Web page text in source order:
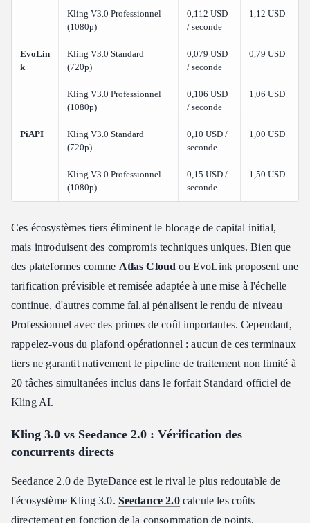
Kling V3.0 Professionnel
(1080p)
0,112 USD
/ seconde
1,12 USD
EvoLin
k
Kling V3.0 Standard
(720p)
0,079 USD
/ seconde
0,79 USD
Kling V3.0 Professionnel
(1080p)
0,106 USD
/ seconde
1,06 USD
PiAPI
Kling V3.0 Standard
(720p)
0,10 USD /
seconde
1,00 USD
Kling V3.0 Professionnel
(1080p)
0,15 USD /
seconde
1,50 USD
Ces écosystèmes tiers éliminent le blocage de capital initial,
mais introduisent des compromis techniques uniques. Bien que
des plateformes comme Atlas Cloud ou EvoLink proposent une
tarification prévisible et remisée adaptée à une mise à l'échelle
continue, d'autres comme fal.ai pénalisent le rendu de niveau
Professionnel avec des primes de coût importantes. Cependant,
rappelez-vous du plafond opérationnel : aucun de ces terminaux
tiers ne garantit nativement le pipeline de traitement non limité à
20 tâches simultanées inclus dans le forfait Standard officiel de
Kling AI.
Kling 3.0 vs Seedance 2.0 : Vérification des
concurrents directs
Seedance 2.0 de ByteDance est le rival le plus redoutable de
l'écosystème Kling 3.0. Seedance 2.0calcule les coûts
directement en fonction de la consommation de points.